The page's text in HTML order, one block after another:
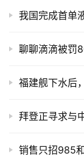
我国完成首单
聊聊滴滴被罚
福建舰下水后
拜登正寻求与
销售只招985